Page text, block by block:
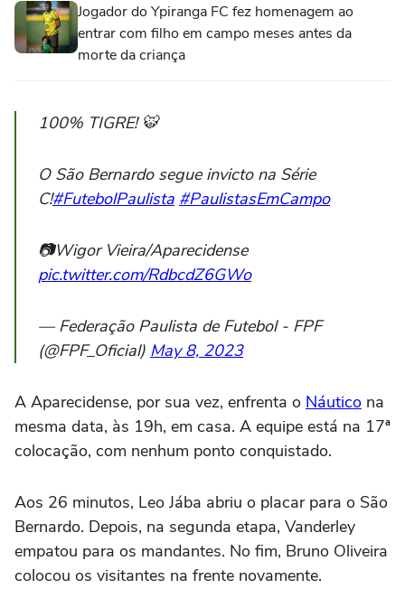
Jogador do Ypiranga FC fez homenagem ao
entrar com filho em campo meses antes da
morte da criança
100% TIGRE! 🐯
O São Bernardo segue invicto na Série
C!#FutebolPaulista #PaulistasEmCampo
📷Wigor Vieira/Aparecidense
pic.twitter.com/RdbcdZ6GWo
— Federação Paulista de Futebol - FPF
(@FPF_Oficial) May 8, 2023
A Aparecidense, por sua vez, enfrenta o Náutico na
mesma data, às 19h, em casa. A equipe está na 17ª
colocação, com nenhum ponto conquistado.
Aos 26 minutos, Leo Jába abriu o placar para o São
Bernardo. Depois, na segunda etapa, Vanderley
empatou para os mandantes. No fim, Bruno Oliveira
colocou os visitantes na frente novamente.